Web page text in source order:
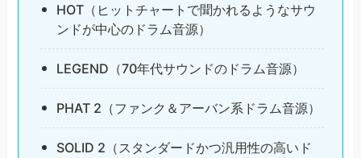
HOT（ヒットチャートで聞かれるようなサウ
ンドが中心のドラム音源）
LEGEND（70年代サウンドのドラム音源）
PHAT 2（ファンク＆アーバン系ドラム音源）
SOLID 2（スタンダードかつ汎用性の高いド